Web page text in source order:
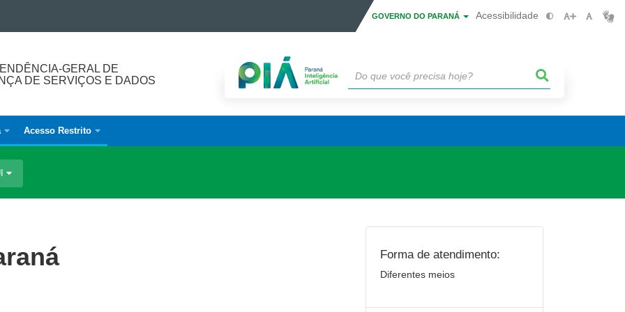
GOVERNO DO PARANÁ Acessibilidade
GERAL DE
DE SERVIÇOS E DADOS
Acesso Restrito
Forma de atendimento:
Diferentes meios